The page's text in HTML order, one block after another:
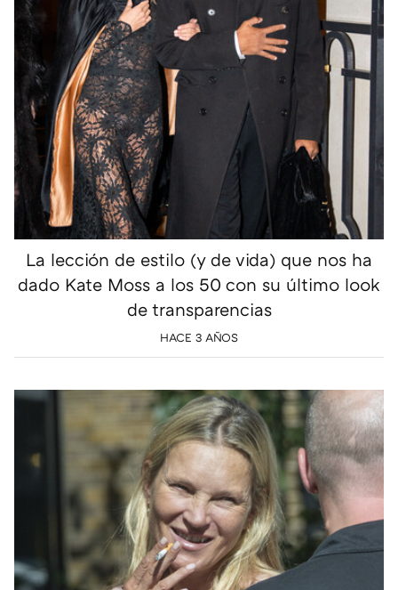
La lección de estilo (y de vida) que nos ha
dado Kate Moss a los 50 con su último look
de transparencias
HACE 3 AÑOS